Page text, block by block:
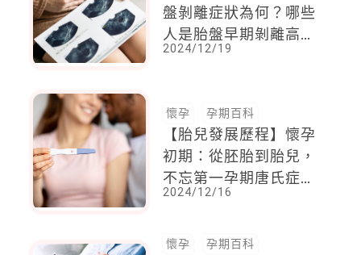
盤剝離症狀為何？哪些
人是胎盤早期剝離高危
險群？
2024/12/19
懷孕 孕期百科
【胎兒發展歷程】懷孕
初期：從胚胎到胎兒，
不忘第一孕期唐氏症篩
檢
2024/12/16
懷孕 孕期百科